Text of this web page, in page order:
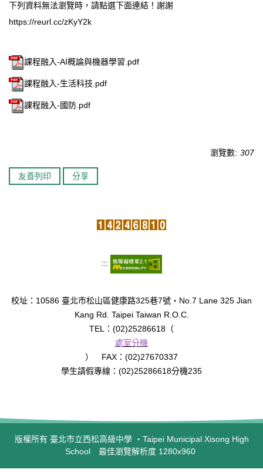
下列資料無法瀏覽時，請點選下面連結！謝謝
https://reurl.cc/zKyY2k
課程融入-AI概論與機器學習.pdf
課程融入-生活科技.pdf
課程融入-國防.pdf
瀏覽數: 307
友善列印 分享
:::
校址：10586 臺北市松山區健康路325巷7號‧No.7 Lane 325 Jian
Kang Rd. Taipei Taiwan R.O.C.
TEL：(02)25286618（
處室分機
） FAX：(02)27670337
學生請假專線：(02)25286618分機235
版權所有 臺北市立西松高級中學 ‧Taipei Municipal Xisong High
School 最佳瀏覽解析度 1280x960